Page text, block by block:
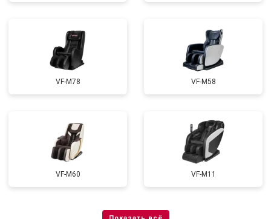
VF-M78 VF-M58
VF-M60 VF-M11